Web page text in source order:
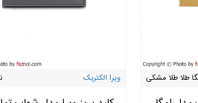
طلا طلا مشکی ویرا الکتریک